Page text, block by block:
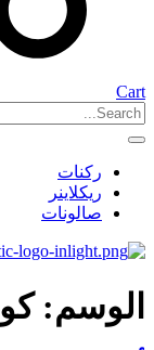
Cart
ركنات
ريكلاينر
صالونات
الوسم: